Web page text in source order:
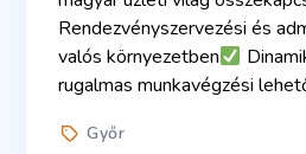
Rendezvényszervezési és
valós környezetben
rugalmas munkavégzési
Győr